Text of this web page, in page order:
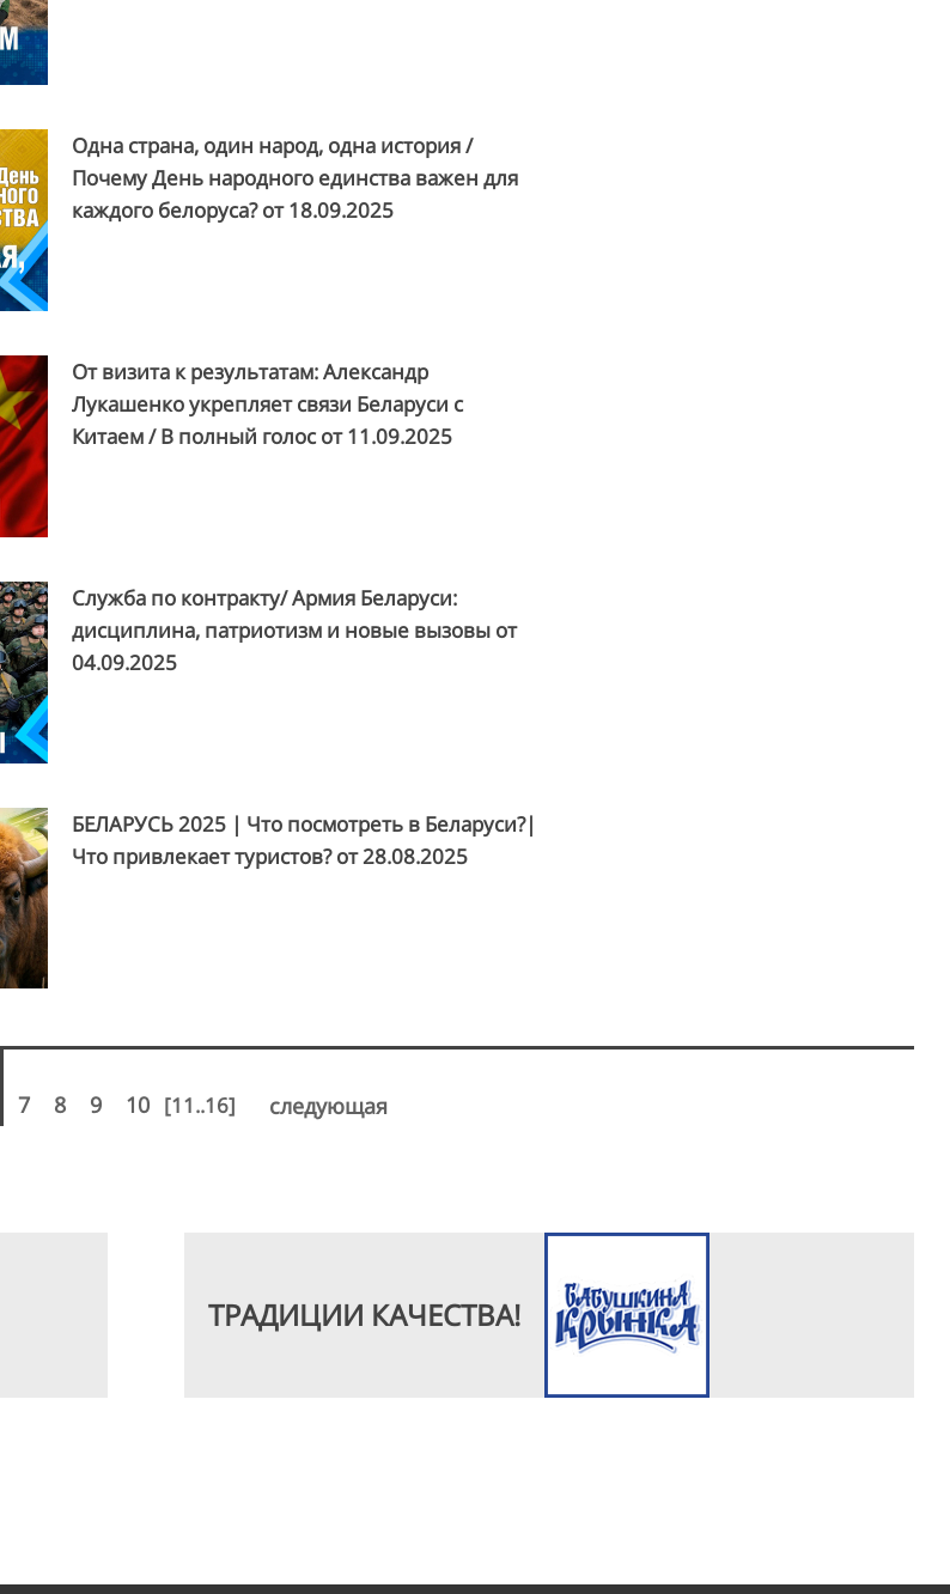
Одна страна, один народ, одна история /
Почему День народного единства важен для
каждого белоруса? от18.09.2025
От визита к результатам: Александр
Лукашенко укрепляет связи Беларуси с
Китаем / В полный голос от11.09.2025
Служба по контракту/ Армия Беларуси:
дисциплина, патриотизм и новые вызовы от
04.09.2025
БЕЛАРУСЬ 2025 | Что посмотреть в Беларуси?|
Что привлекает туристов? от28.08.2025
7 8 9 10 [11..16] следующая
ТРАДИЦИИ КАЧЕСТВА!